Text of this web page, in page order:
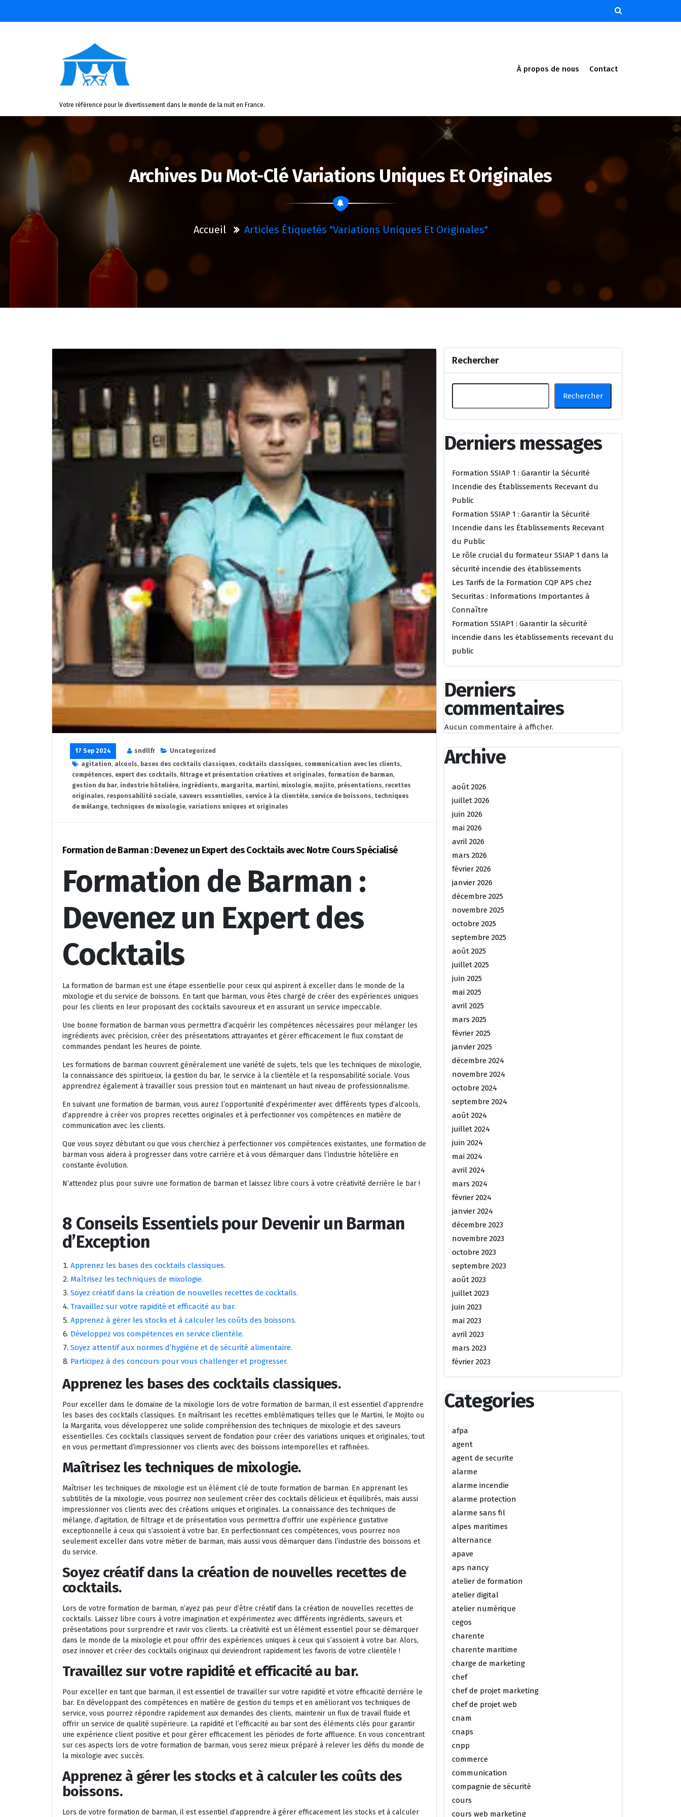
Votre référence pour le divertissement dans le monde de la nuit en France.
À propos de nous Contact
Archives Du Mot-Clé Variations Uniques Et Originales
Accueil Articles Étiquetés "variations Uniques Et Originales"
17 Sep 2024 sndllfr
Uncategorized
agitation, alcools, bases des cocktails classiques, cocktails classiques, communication avec les clients,
compétences, expert des cocktails, filtrage et présentation créatives et originales, formation de barman,
gestion du bar, industrie hôtelière, ingrédients, margarita, martini, mixologie, mojito, présentations, recettes
originales, responsabilité sociale, saveurs essentielles, service à la clientèle, service de boissons, techniques
de mélange, techniques de mixologie, variations uniques et originales
Formation de Barman : Devenez un Expert des Cocktails avec Notre Cours Spécialisé
Formation de Barman :
Devenez un Expert des
Cocktails
La formation de barman est une étape essentielle pour ceux qui aspirent à exceller dans le monde de la
mixologie et du service de boissons. En tant que barman, vous êtes chargé de créer des expériences uniques
pour les clients en leur proposant des cocktails savoureux et en assurant un service impeccable.
Une bonne formation de barman vous permettra d’acquérir les compétences nécessaires pour mélanger les
ingrédients avec précision, créer des présentations attrayantes et gérer efficacement le flux constant de
commandes pendant les heures de pointe.
Les formations de barman couvrent généralement une variété de sujets, tels que les techniques de mixologie,
la connaissance des spiritueux, la gestion du bar, le service à la clientèle et la responsabilité sociale. Vous
apprendrez également à travailler sous pression tout en maintenant un haut niveau de professionnalisme.
En suivant une formation de barman, vous aurez l’opportunité d’expérimenter avec différents types d’alcools,
d’apprendre à créer vos propres recettes originales et à perfectionner vos compétences en matière de
communication avec les clients.
Que vous soyez débutant ou que vous cherchiez à perfectionner vos compétences existantes, une formation de
barman vous aidera à progresser dans votre carrière et à vous démarquer dans l’industrie hôtelière en
constante évolution.
N’attendez plus pour suivre une formation de barman et laissez libre cours à votre créativité derrière le bar !
8 Conseils Essentiels pour Devenir un Barman
d’Exception
Apprenez les bases des cocktails classiques.
Maîtrisez les techniques de mixologie.
Soyez créatif dans la création de nouvelles recettes de cocktails.
Travaillez sur votre rapidité et efficacité au bar.
Apprenez à gérer les stocks et à calculer les coûts des boissons.
Développez vos compétences en service clientèle.
Soyez attentif aux normes d’hygiène et de sécurité alimentaire.
Participez à des concours pour vous challenger et progresser.
Apprenez les bases des cocktails classiques.
Pour exceller dans le domaine de la mixologie lors de votre formation de barman, il est essentiel d’apprendre
les bases des cocktails classiques. En maîtrisant les recettes emblématiques telles que le Martini, le Mojito ou
la Margarita, vous développerez une solide compréhension des techniques de mixologie et des saveurs
essentielles. Ces cocktails classiques servent de fondation pour créer des variations uniques et originales, tout
en vous permettant d’impressionner vos clients avec des boissons intemporelles et raffinées.
Maîtrisez les techniques de mixologie.
Maîtriser les techniques de mixologie est un élément clé de toute formation de barman. En apprenant les
subtilités de la mixologie, vous pourrez non seulement créer des cocktails délicieux et équilibrés, mais aussi
impressionner vos clients avec des créations uniques et originales. La connaissance des techniques de
mélange, d’agitation, de filtrage et de présentation vous permettra d’offrir une expérience gustative
exceptionnelle à ceux qui s’assoient à votre bar. En perfectionnant ces compétences, vous pourrez non
seulement exceller dans votre métier de barman, mais aussi vous démarquer dans l’industrie des boissons et
du service.
Soyez créatif dans la création de nouvelles recettes de
cocktails.
Lors de votre formation de barman, n’ayez pas peur d’être créatif dans la création de nouvelles recettes de
cocktails. Laissez libre cours à votre imagination et expérimentez avec différents ingrédients, saveurs et
présentations pour surprendre et ravir vos clients. La créativité est un élément essentiel pour se démarquer
dans le monde de la mixologie et pour offrir des expériences uniques à ceux qui s’assoient à votre bar. Alors,
osez innover et créer des cocktails originaux qui deviendront rapidement les favoris de votre clientèle !
Travaillez sur votre rapidité et efficacité au bar.
Pour exceller en tant que barman, il est essentiel de travailler sur votre rapidité et votre efficacité derrière le
bar. En développant des compétences en matière de gestion du temps et en améliorant vos techniques de
service, vous pourrez répondre rapidement aux demandes des clients, maintenir un flux de travail fluide et
offrir un service de qualité supérieure. La rapidité et l’efficacité au bar sont des éléments clés pour garantir
une expérience client positive et pour gérer efficacement les périodes de forte affluence. En vous concentrant
sur ces aspects lors de votre formation de barman, vous serez mieux préparé à relever les défis du monde de
la mixologie avec succès.
Apprenez à gérer les stocks et à calculer les coûts des
boissons.
Lors de votre formation de barman, il est essentiel d’apprendre à gérer efficacement les stocks et à calculer
Rechercher
Rechercher
Derniers messages
Formation SSIAP 1 : Garantir la Sécurité
Incendie des Établissements Recevant du
Public
Formation SSIAP 1 : Garantir la Sécurité
Incendie dans les Établissements Recevant
du Public
Le rôle crucial du formateur SSIAP 1 dans la
sécurité incendie des établissements
Les Tarifs de la Formation CQP APS chez
Securitas : Informations Importantes à
Connaître
Formation SSIAP1 : Garantir la sécurité
incendie dans les établissements recevant du
public
Derniers
commentaires
Aucun commentaire à afficher.
Archive
août 2026
juillet 2026
juin 2026
mai 2026
avril 2026
mars 2026
février 2026
janvier 2026
décembre 2025
novembre 2025
octobre 2025
septembre 2025
août 2025
juillet 2025
juin 2025
mai 2025
avril 2025
mars 2025
février 2025
janvier 2025
décembre 2024
novembre 2024
octobre 2024
septembre 2024
août 2024
juillet 2024
juin 2024
mai 2024
avril 2024
mars 2024
février 2024
janvier 2024
décembre 2023
novembre 2023
octobre 2023
septembre 2023
août 2023
juillet 2023
juin 2023
mai 2023
avril 2023
mars 2023
février 2023
Categories
afpa
agent
agent de securite
alarme
alarme incendie
alarme protection
alarme sans fil
alpes maritimes
alternance
apave
aps nancy
atelier de formation
atelier digital
atelier numérique
cegos
charente
charente maritime
charge de marketing
chef
chef de projet marketing
chef de projet web
cnam
cnaps
cnpp
commerce
communication
compagnie de sécurité
cours
cours web marketing